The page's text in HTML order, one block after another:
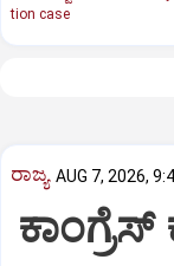
tion case
ರಾಜ್ಯ AUG 7, 2026,
ಕಾಂಗ್ರೆಸ್